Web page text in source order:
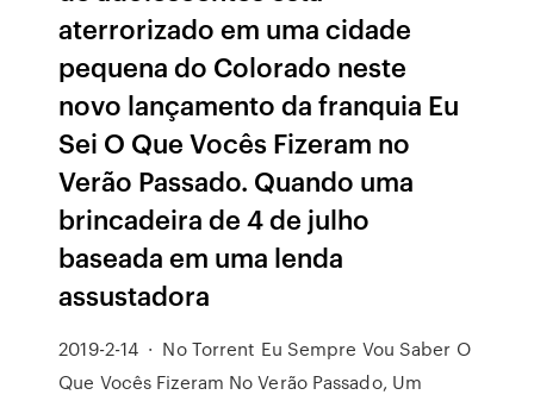
aterrorizado em uma cidade
pequena do Colorado neste
novo lançamento da franquia Eu
Sei O Que Vocês Fizeram no
Verão Passado. Quando uma
brincadeira de 4 de julho
baseada em uma lenda
assustadora
2019-2-14 · No Torrent Eu Sempre Vou Saber O
Que Vocês Fizeram No Verão Passado, Um